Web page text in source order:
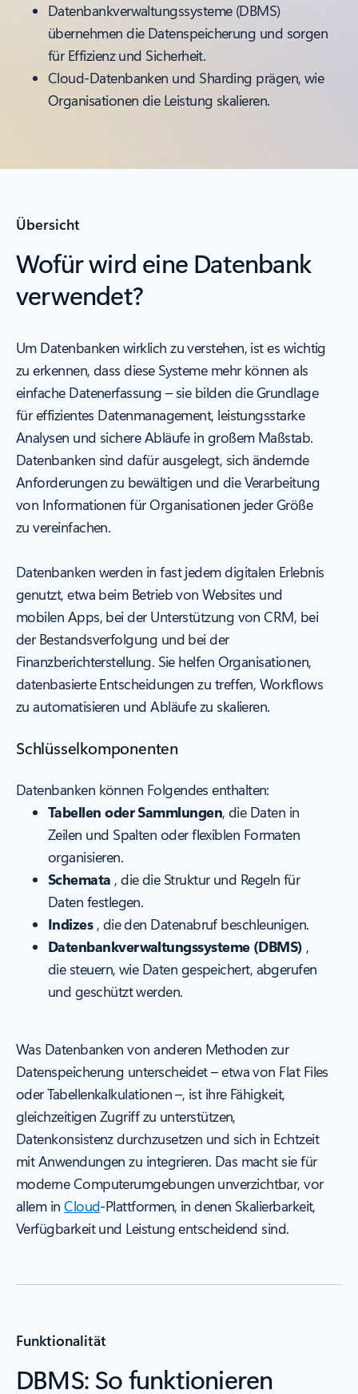
Datenbankverwaltungssysteme (DBMS)
übernehmen die Datenspeicherung und sorgen
für Effizienz und Sicherheit.
Cloud-Datenbanken und Sharding prägen, wie
Organisationen die Leistung skalieren.
Übersicht
Wofür wird eine Datenbank
verwendet?
Um Datenbanken wirklich zu verstehen, ist es wichtig
zu erkennen, dass diese Systeme mehr können als
einfache Datenerfassung – sie bilden die Grundlage
für effizientes Datenmanagement, leistungsstarke
Analysen und sichere Abläufe in großem Maßstab.
Datenbanken sind dafür ausgelegt, sich ändernde
Anforderungen zu bewältigen und die Verarbeitung
von Informationen für Organisationen jeder Größe
zu vereinfachen.
Datenbanken werden in fast jedem digitalen Erlebnis
genutzt, etwa beim Betrieb von Websites und
mobilen Apps, bei der Unterstützung von CRM, bei
der Bestandsverfolgung und bei der
Finanzberichterstellung. Sie helfen Organisationen,
datenbasierte Entscheidungen zu treffen, Workflows
zu automatisieren und Abläufe zu skalieren.
Schlüsselkomponenten
Datenbanken können Folgendes enthalten:
Tabellen oder Sammlungen, die Daten in
Zeilen und Spalten oder flexiblen Formaten
organisieren.
Schemata , die die Struktur und Regeln für
Daten festlegen.
Indizes , die den Datenabruf beschleunigen.
Datenbankverwaltungssysteme (DBMS) ,
die steuern, wie Daten gespeichert, abgerufen
und geschützt werden.
Was Datenbanken von anderen Methoden zur
Datenspeicherung unterscheidet – etwa von Flat Files
oder Tabellenkalkulationen –, ist ihre Fähigkeit,
gleichzeitigen Zugriff zu unterstützen,
Datenkonsistenz durchzusetzen und sich in Echtzeit
mit Anwendungen zu integrieren. Das macht sie für
moderne Computerumgebungen unverzichtbar, vor
allem inCloud-Plattformen, in denen Skalierbarkeit,
Verfügbarkeit und Leistung entscheidend sind.
Funktionalität
DBMS: So funktionieren